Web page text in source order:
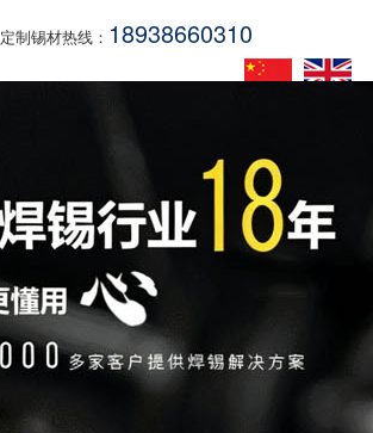
定制锡材热线： 18938660310